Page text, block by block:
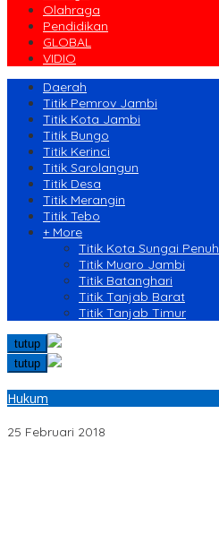
Olahraga
Pendidikan
GLOBAL
VIDIO
Daerah
Titik Pemrov Jambi
Titik Kota Jambi
Titik Bungo
Titik Kerinci
Titik Sarolangun
Titik Desa
Titik Merangin
Titik Tebo
+ More
Titik Kota Sungai Penuh
Titik Muaro Jambi
Titik Batanghari
Titik Tanjab Barat
Titik Tanjab Timur
tutup
tutup
Hukum
25 Februari 2018